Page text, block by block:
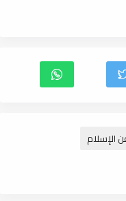
الإسلام